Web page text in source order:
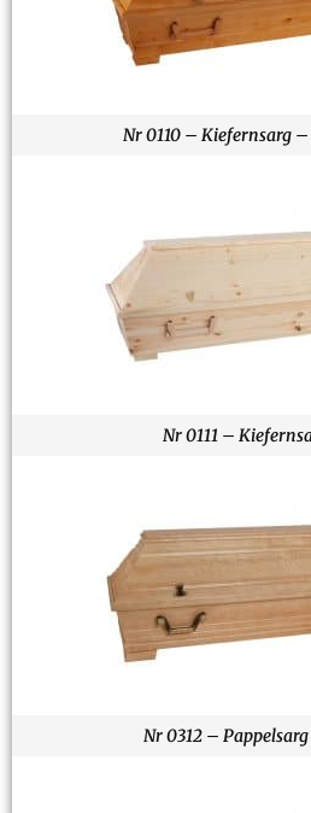
Nr 0110 – Kiefernsarg
Nr 0111 –
Nr 0312 –